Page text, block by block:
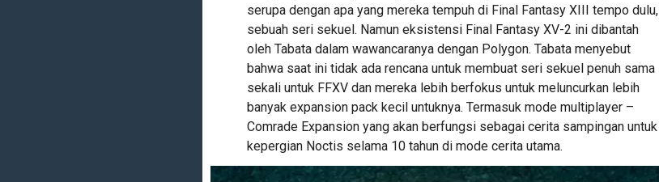
serupa dengan apa yang mereka tempuh di Final Fantasy XIII tempo dulu,
sebuah seri sekuel. Namun eksistensi Final Fantasy XV-2 ini dibantah
oleh Tabata dalam wawancaranya dengan Polygon. Tabata menyebut
bahwa saat ini tidak ada rencana untuk membuat seri sekuel penuh sama
sekali untuk FFXV dan mereka lebih berfokus untuk meluncurkan lebih
banyak expansion pack kecil untuknya. Termasuk mode multiplayer –
Comrade Expansion yang akan berfungsi sebagai cerita sampingan untuk
kepergian Noctis selama 10 tahun di mode cerita utama.